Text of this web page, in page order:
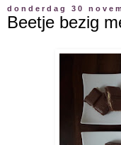
donderdag 30
Beetje bezig